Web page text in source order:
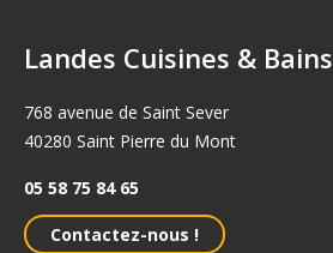
Landes Cuisines & Bains
768 avenue de Saint Sever
40280 Saint Pierre du Mont
05 58 75 84 65
Contactez-nous !